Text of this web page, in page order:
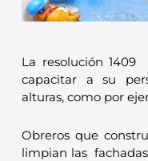
La resolución
capacitar a su
alturas, como por
Obreros que
limpian las